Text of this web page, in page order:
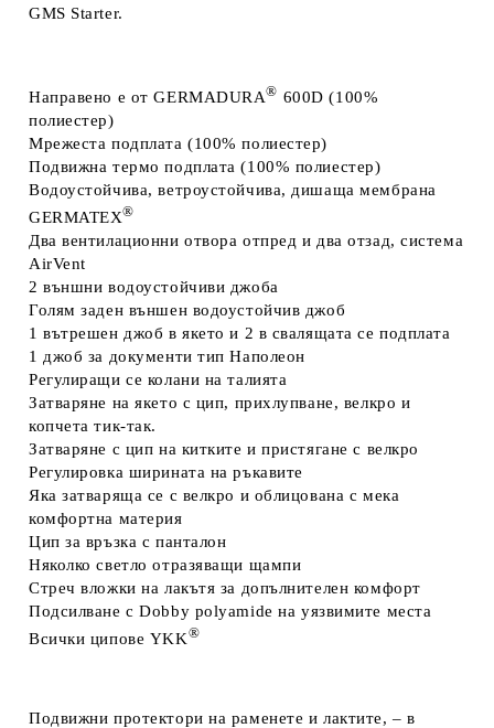
GMS Starter.
Направено е от GERMADURA® 600D (100%
полиестер)
Мрежеста подплата(100% полиестер)
Подвижна термо подплата(100% полиестер)
Водоустойчива, ветроустойчива, дишаща мембрана
GERMATEX®
Два вентилационни отвора отпред и два отзад, система
AirVent
2 външни водоустойчиви джоба
Голям заден външен водоустойчив джоб
1 вътрешен джоб в якето и 2 в свалящата се подплата
1 джоб за документи тип Наполеон
Регулиращи се колани на талията
Затваряне на якето с цип, прихлупване, велкро и
копчета тик-так.
Затваряне с цип на китките и пристягане с велкро
Регулировка ширината на ръкавите
Яка затваряща се с велкро и облицована с мека
комфортна материя
Цип за връзка с панталон
Няколко светло отразяващи щампи
Стреч вложки на лакътя за допълнителен комфорт
Подсилване с Dobby polyamide на уязвимите места
Всички ципове YKK®
Подвижни протектори на раменете и лактите, – в